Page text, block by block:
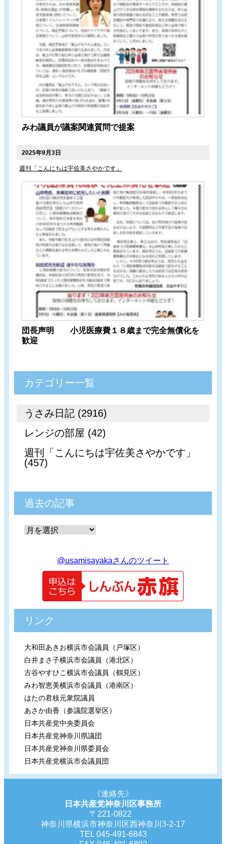
みわ議員が議案関連質問で提案
2025年9月3日
週刊「こんにちは宇佐美さやかです」
団長声明 小児医療費１８歳まで完全無償化を
歓迎
カテゴリー一覧
うさみ日記 (2916)
レンジの部屋 (42)
週刊「こんにちは宇佐美さやかです」
(457)
過去の記事
@usamisayakaさんのツイート
リンク
大和田あきお横浜市会議員（戸塚区）
白井まさ子横浜市会議員（港北区）
古谷やすひこ横浜市会議員（鶴見区）
みわ智恵美横浜市会議員（港南区）
はたの君枝元衆院議員
あさか由香（参議院選挙区）
日本共産党中央委員会
日本共産党神奈川県議団
日本共産党神奈川県委員会
日本共産党横浜市会議員団
《連絡先》
日本共産党神奈川区事務所
〒221-0822
神奈川県横浜市神奈川区西神奈川3-2-17
TEL 045-491-6843